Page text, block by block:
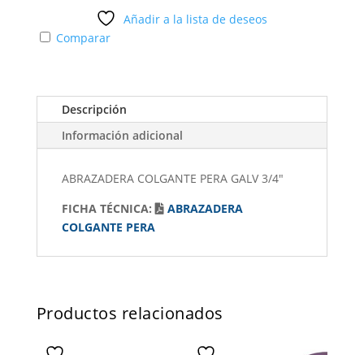
Añadir a la lista de deseos
Comparar
Descripción
Información adicional
ABRAZADERA COLGANTE PERA GALV 3/4"
FICHA TÉCNICA:
ABRAZADERA
COLGANTE PERA
Productos relacionados